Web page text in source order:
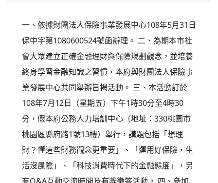
一、依據財團法人保險事業發展中心108年5月31日
保中字第1080600524號函辦理。 二、為期本市社
會大眾建立正確金融理財與保險規劃觀念，並培養
終身學習金融知識之習慣，本府與財團法人保險事
業發展中心共同舉辦旨揭活動。 三、本活動訂於
108年7月12日（星期五）下午1時30分至4時30
分，假本府公務人力培訓中心（地址：330桃園市
桃園區縣府路1號13樓）舉行，講題包括「想理
財？懂這些財務觀念更重要」、「運用好保險，生
活沒風險」、「科技消費時代下的金融態度」，另